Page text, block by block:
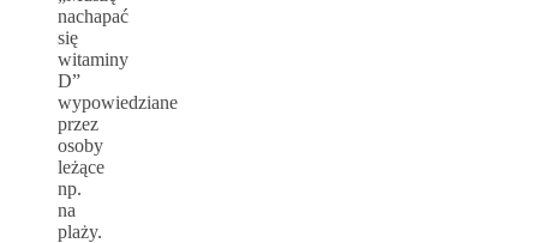
nachapać
się
witaminy
D”
wypowiedziane
przez
osoby
leżące
np.
na
plaży.